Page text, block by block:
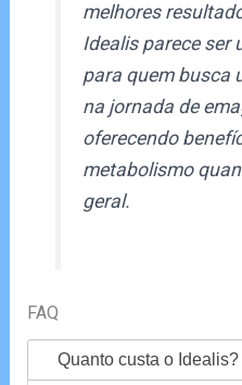
melhores
Idealis parece ser
para quem busca
na jornada de
oferecendo
metabolismo
geral.
FAQ
Quanto custa o Idealis?